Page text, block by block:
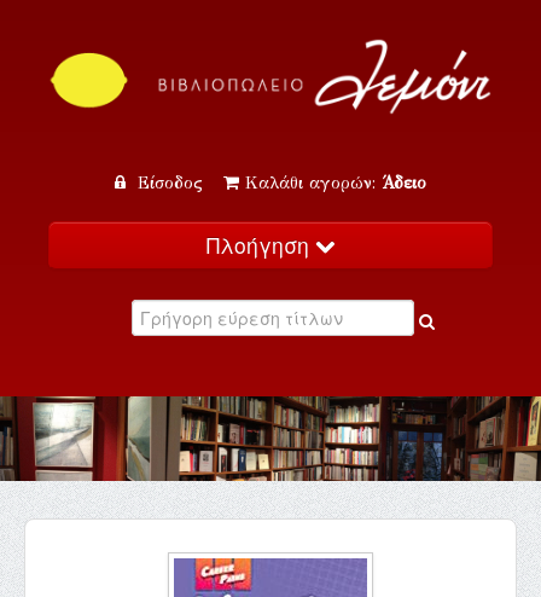
Είσοδος Καλάθι αγορών: Άδειο
Πλοήγηση
Κατάλογος
Εκδηλώσεις
Επικοινωνία